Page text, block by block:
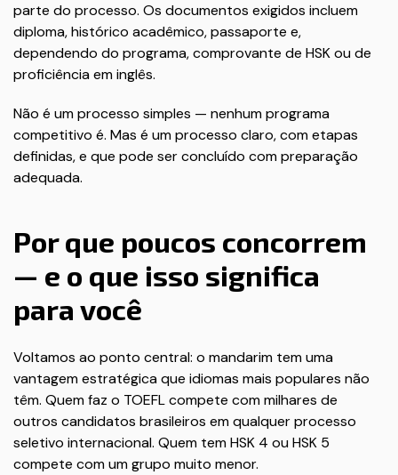
parte do processo. Os documentos exigidos incluem
diploma, histórico acadêmico, passaporte e,
dependendo do programa, comprovante de HSK ou de
proficiência em inglês.
Não é um processo simples — nenhum programa
competitivo é. Mas é um processo claro, com etapas
definidas, e que pode ser concluído com preparação
adequada.
Por que poucos concorrem
— e o que isso significa
para você
Voltamos ao ponto central: o mandarim tem uma
vantagem estratégica que idiomas mais populares não
têm. Quem faz o TOEFL compete com milhares de
outros candidatos brasileiros em qualquer processo
seletivo internacional. Quem tem HSK 4 ou HSK 5
compete com um grupo muito menor.